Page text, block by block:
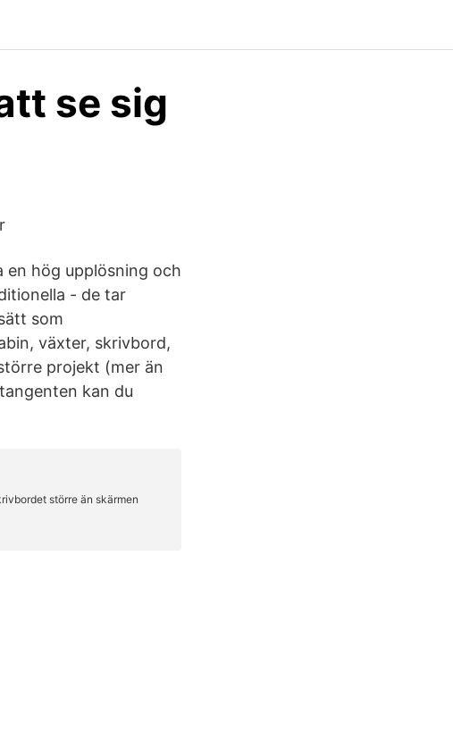
se sig
en hög upplösning och
- de tar
som
växter, skrivbord,
projekt (mer än
kan du